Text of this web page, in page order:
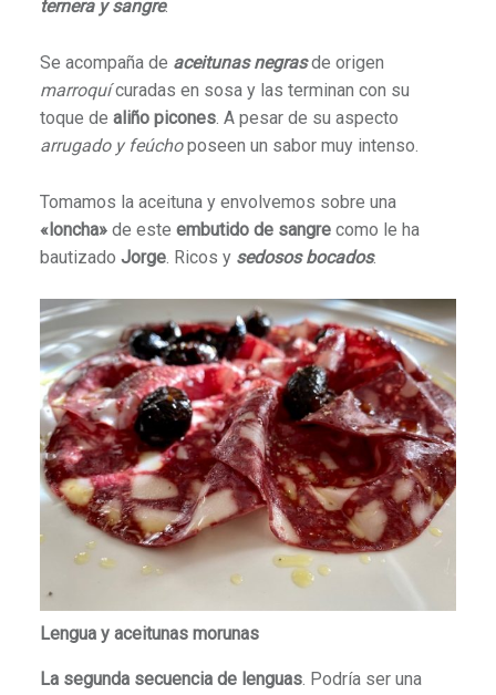
ternera y sangre.
Se acompaña de aceitunas negrasde origen
marroquícuradas en sosa y las terminan con su
toque de aliño picones. A pesar de su aspecto
arrugado y feúchoposeen un sabor muy intenso.
Tomamos la aceituna y envolvemos sobre una
«loncha»de este embutido de sangrecomo le ha
bautizado Jorge. Ricos y sedosos bocados.
Lengua y aceitunas morunas
La segunda secuencia de lenguas. Podría ser una